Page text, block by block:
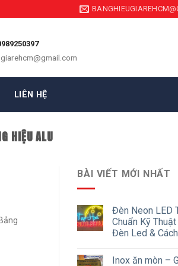
LIÊN HỆ
HIỆU ALU
BÀI VIẾT MỚI NHẤT
Đèn Neon LED
Chuẩn Kỹ
Đèn Led &
Inox ăn mòn –